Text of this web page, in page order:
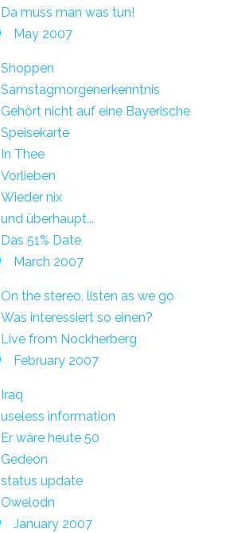
Da muss man was tun!
May 2007
Shoppen
Samstagmorgenerkenntnis
Gehört nicht auf eine Bayerische
Speisekarte
In Thee
Vorlieben
Wieder nix
und überhaupt...
Das 51% Date
March 2007
On the stereo, listen as we go
Was interessiert so einen?
Live from Nockherberg
February 2007
Iraq
useless information
Er wäre heute 50
Gedeon
status update
Owelodn
January 2007